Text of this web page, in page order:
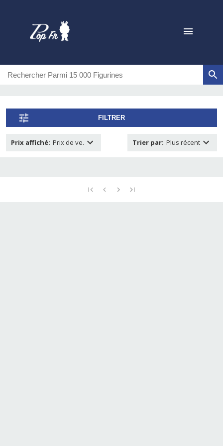
FILTRER
Prix affiché: Prix de ve. Trier par: Plus récent